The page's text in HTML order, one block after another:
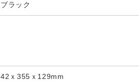
ブラック
42ｘ355ｘ129mm